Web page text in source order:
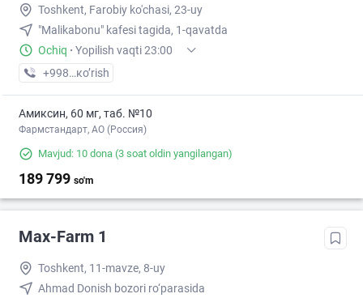
Toshkent, Farobiy ko'chasi, 23-uy
"Malikabonu" kafesi tagida, 1-qavatda
Ochiq · Yopilish vaqti 23:00
+998 (91) XXX-XX-XX
кo’rish
Амиксин, 60 мг, таб. №10
Фармстандарт, АО (Россия)
Mavjud: 10 dona (3 soat oldin yangilangan)
189 799 so'm
Max-Farm 1
Toshkent, 11-mavze, 8-uy
Ahmad Donish bozori ro‘parasida